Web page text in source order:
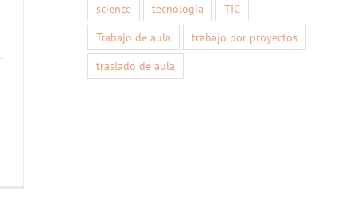
science
tecnología
TIC
Trabajo de aula
trabajo por proyectos
traslado de aula